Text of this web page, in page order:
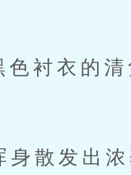
衬衣的清
散发出浓